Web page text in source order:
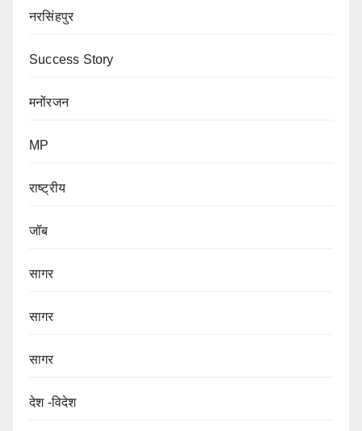
नरसिंहपुर
Success Story
मनोंरजन
MP
राष्ट्रीय
जॉब
सागर
सागर
सागर
देश -विदेश